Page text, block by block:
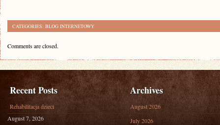
CATEGORIES: BLOG INTERNETOWY
Comments are closed.
Recent Posts
Rehabilitacja dzieci
August 7, 2026
Archives
August 2026
July 2026